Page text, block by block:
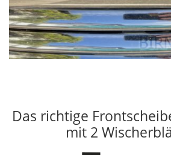
Das richtige
mit 2